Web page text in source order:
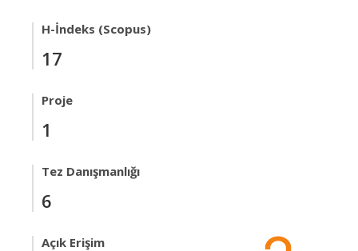
H-İndeks (Scopus)
17
Proje
1
Tez Danışmanlığı
6
Açık Erişim